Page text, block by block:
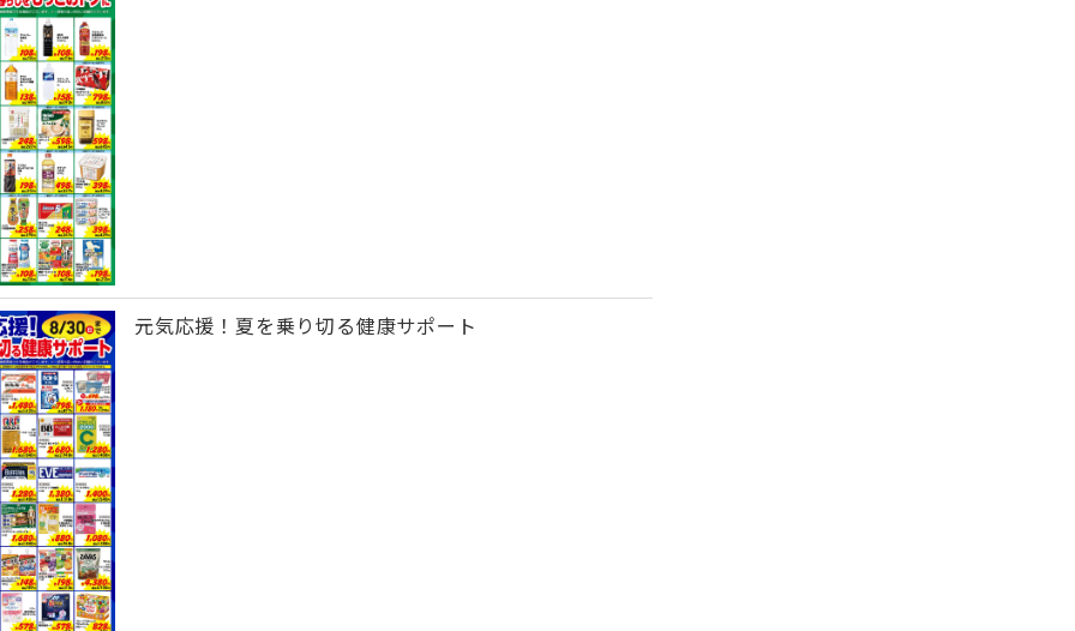
元気応援！夏を乗り切る健康サポート